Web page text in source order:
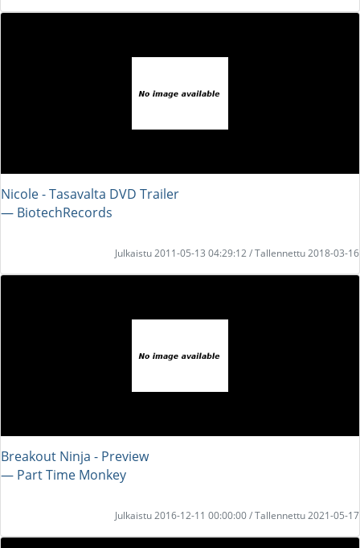
Nicole - Tasavalta DVD Trailer
― BiotechRecords
Julkaistu 2011-05-13 04:29:12 / Tallennettu 2018-03-16
Breakout Ninja - Preview
― Part Time Monkey
Julkaistu 2016-12-11 00:00:00 / Tallennettu 2021-05-17